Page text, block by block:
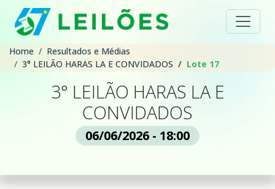
Home
Resultados e Médias
3° LEILÃO HARAS LA E CONVIDADOS
Lote 17
3° LEILÃO HARAS LA E
CONVIDADOS
06/06/2026 - 18:00